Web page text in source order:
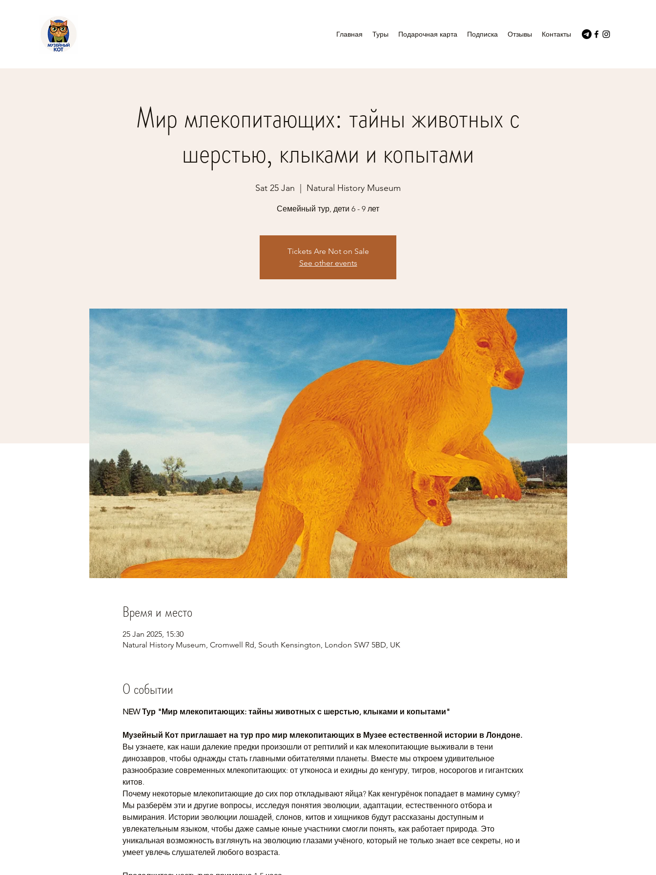
Главная Туры Подарочная карта Подписка Отзывы Контакты
Мир млекопитающих: тайны животных с
шерстью, клыками и копытами
Sat 25 Jan Natural History Museum
Семейный тур, дети 6 - 9 лет
Tickets Are Not on Sale
See other events
Время и место
25 Jan 2025, 15:30
Natural History Museum, Cromwell Rd, South Kensington, London SW7 5BD, UK
О событии
NEW Тур "Мир млекопитающих: тайны животных с шерстью, клыками и копытами"
Музейный Кот приглашает на тур про мир млекопитающих в Музее естественной истории в Лондоне.
Вы узнаете, как наши далекие предки произошли от рептилий и как млекопитающие выживали в тени
динозавров, чтобы однажды стать главными обитателями планеты. Вместе мы откроем удивительное
разнообразие современных млекопитающих: от утконоса и ехидны до кенгуру, тигров, носорогов и гигантских
китов.
Почему некоторые млекопитающие до сих пор откладывают яйца? Как кенгурёнок попадает в мамину сумку?
Мы разберём эти и другие вопросы, исследуя понятия эволюции, адаптации, естественного отбора и
вымирания. Истории эволюции лошадей, слонов, китов и хищников будут рассказаны доступным и
увлекательным языком, чтобы даже самые юные участники смогли понять, как работает природа. Это
уникальная возможность взглянуть на эволюцию глазами учёного, который не только знает все секреты, но и
умеет увлечь слушателей любого возраста.